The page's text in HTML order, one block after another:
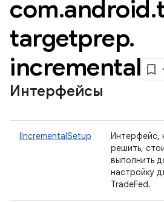
com.android.
targetprep.
incremental
Интерфейсы
IIncrementalSetup
Интерфейс,
решить,
выполнить
настройку
TradeFed.